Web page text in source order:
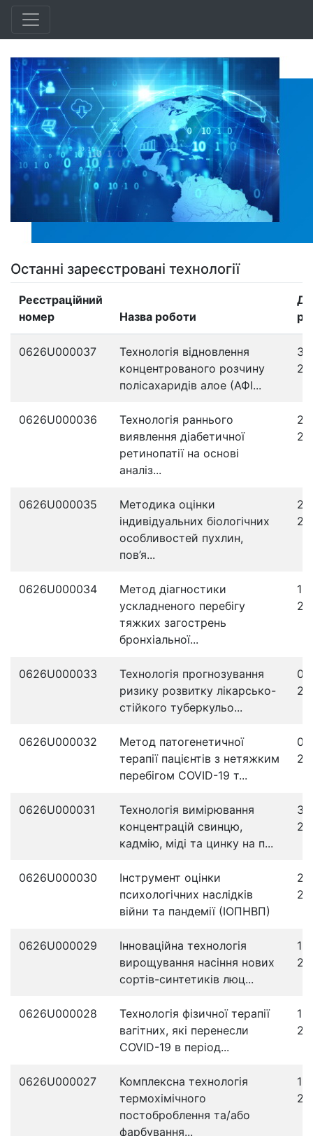
Останні зареєстровані технології
Реєстраційний
номер
Назва роботи
0626U000037
Технологія відновлення
концентрованого розчину
полісахаридів алое (АФІ...
0626U000036
Технологія раннього
виявлення діабетичної
ретинопатії на основі
аналіз...
0626U000035
Методика оцінки
індивідуальних біологічних
особливостей пухлин,
пов’я...
0626U000034
Метод діагностики
ускладненого перебігу
тяжких загострень
бронхіальної...
0626U000033
Технологія прогнозування
ризику розвитку лікарсько-
стійкого туберкульо...
0626U000032
Метод патогенетичної
терапії пацієнтів з нетяжким
перебігом COVID-19 т...
0626U000031
Технологія вимірювання
концентрацій свинцю,
кадмію, міді та цинку на п...
0626U000030
Інструмент оцінки
психологічних наслідків
війни та пандемії (ІОПНВП)
0626U000029
Інноваційна технологія
вирощування насіння нових
сортів-синтетиків люц...
0626U000028
Технологія фізичної терапії
вагітних, які перенесли
COVID-19 в період...
0626U000027
Комплексна технологія
термохімічного
постоброблення та/або
фарбування...